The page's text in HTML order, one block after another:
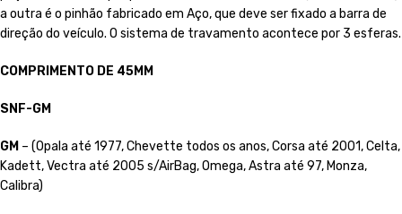
a outra é o pinhão fabricado em Aço, que deve ser fixado a barra de
direção do veículo. O sistema de travamento acontece por 3 esferas.
COMPRIMENTO DE 45MM
SNF-GM
GM – (Opala até 1977, Chevette todos os anos, Corsa até 2001, Celta,
Kadett, Vectra até 2005 s/AirBag, Omega, Astra até 97, Monza,
Calibra)